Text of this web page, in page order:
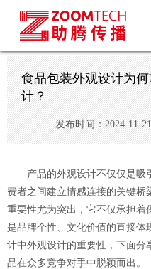
食品包装外观设计为
计？
发布时间：2024-11-
产品的外观设计不仅仅是吸
费者之间建立情感连接的关键桥
重要性尤为突出，它不仅承担着
是品牌个性、文化价值的直接体
计中外观设计的重要性，下面分
品在众多竞争对手中脱颖而出。